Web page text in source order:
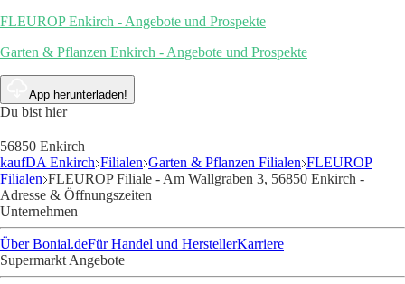
FLEUROP Enkirch - Angebote und Prospekte
Garten & Pflanzen Enkirch - Angebote und Prospekte
App herunterladen!
Du bist hier
56850 Enkirch
kaufDA Enkirch Filialen Garten & Pflanzen Filialen FLEUROP
Filialen FLEUROP Filiale - Am Wallgraben 3, 56850 Enkirch -
Adresse & Öffnungszeiten
Unternehmen
Über Bonial.deFür Handel und HerstellerKarriere
Supermarkt Angebote